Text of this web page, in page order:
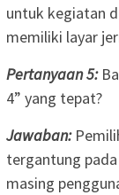
untuk kegiatan
memiliki layar
Pertanyaan 5:
4” yang tepat?
Jawaban:
tergantung
masing